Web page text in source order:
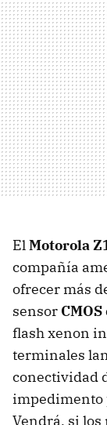
ElMotorola
compañía
ofrecer más
sensor
flash xenon
terminales
conectividad
impedimento
Vendrá, si los